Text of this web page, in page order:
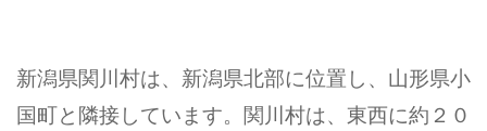
新潟県関川村は、新潟県北部に位置し、山形県小
国町と隣接しています。関川村は、東西に約２０